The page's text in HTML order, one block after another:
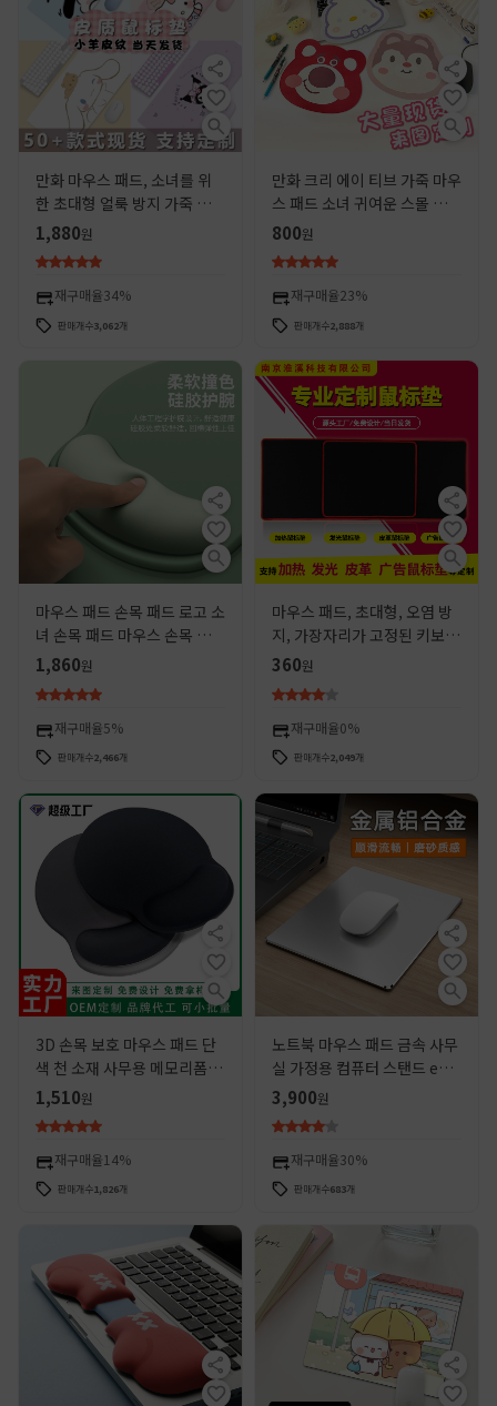
만화 마우스 패드, 소녀를 위
한 초대형 얼룩 방지 가죽 패
드, 귀여운 책상 패드, 사무용
품, 문화 및 창의적 학생 컴퓨
터 패드
1,880원
재구매율34%
판매개수3,062개
만화 크리 에이 티브 가죽 마우
스 패드 소녀 귀여운 스몰 사이
즈 패드 미끄럼 방지 성격 컴퓨
800원
재구매율23%
판매개수2,888개
마우스 패드 손목 패드 로고 소
녀 손목 패드 마우스 손목 지원
컴퓨터 사무실 실리콘 패드 패
턴 도매
1,860원
재구매율5%
판매개수2,466개
마우스 패드, 초대형, 오염 방
지, 가장자리가 고정된 키보드
패드, 미끄럼 방지, 게임용, 가
용, 도매, 무료 배송
360원
재구매율0%
판매개수2,049개
3D 손목 보호 마우스 패드 단
색 천 소재 사무용 메모리폼 손
목 받침대 마우스 키보드 손목
보호 패드
1,510원
재구매율 14%
판매개수1,826개
노트북 마우스 패드 금속 사무
실 가정용 컴퓨터 스탠드 e스
포츠 게임 테이블 패드 인스 스
타일 창의적인 선물
3,900원
재구매율30%
판매개수683개